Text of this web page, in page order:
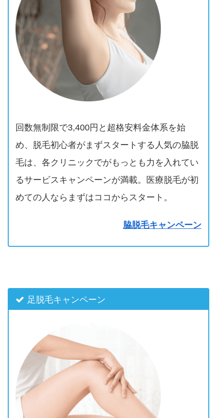
回数無制限で3,400円と超格安料金体系を始
め、脱毛初心者がまずスタートする人気の脇脱
毛は、各クリニックでがもっとも力を入れてい
るサービスキャンペーンが満載。医療脱毛が初
めての人ならまずはココからスタート。
脇脱毛キャンペーン
足脱毛キャンペーン